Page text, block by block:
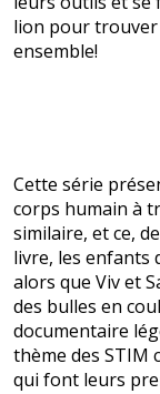
lion pour trouver
ensemble!
Cette série
corps humain à
similaire, et ce,
livre, les enfants
alors que Viv et
des bulles en
documentaire
thème des STIM
qui font leurs